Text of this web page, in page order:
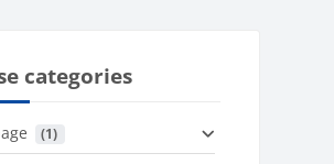
categories
(1)